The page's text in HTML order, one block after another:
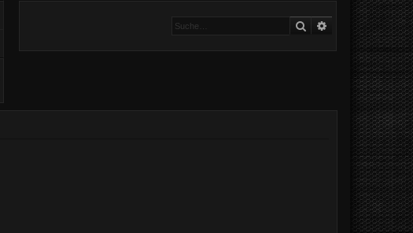
Suche Erweiterte Suche